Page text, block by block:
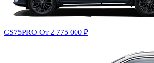
CS75PRO От 2 775 000 ₽